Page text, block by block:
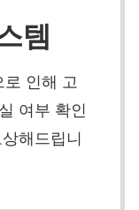
템
로 인해 고
여부 확인
해드립니